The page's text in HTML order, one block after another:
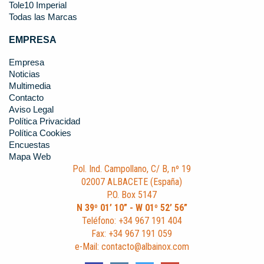
Tole10 Imperial
Todas las Marcas
EMPRESA
Empresa
Noticias
Multimedia
Contacto
Aviso Legal
Política Privacidad
Política Cookies
Encuestas
Mapa Web
Pol. Ind. Campollano, C/ B, nº 19
02007 ALBACETE (España)
P.O. Box 5147
N 39º 01’ 10” - W 01º 52’ 56”
Teléfono: +34 967 191 404
Fax: +34 967 191 059
e-Mail: contacto@albainox.com